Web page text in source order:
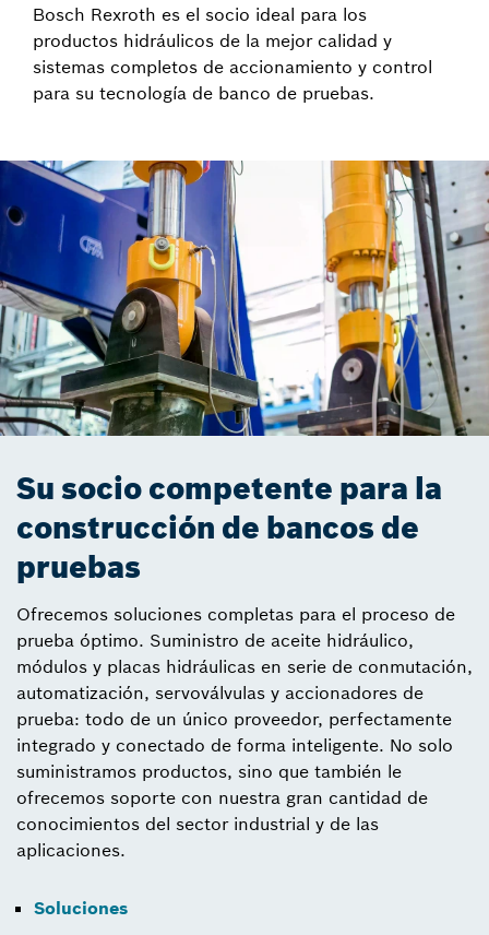
Bosch Rexroth es el socio ideal para los
productos hidráulicos de la mejor calidad y
sistemas completos de accionamiento y control
para su tecnología de banco de pruebas.
Su socio competente para la
construcción de bancos de
pruebas
Ofrecemos soluciones completas para el proceso de
prueba óptimo. Suministro de aceite hidráulico,
módulos y placas hidráulicas en serie de conmutación,
automatización, servoválvulas y accionadores de
prueba: todo de un único proveedor, perfectamente
integrado y conectado de forma inteligente. No solo
suministramos productos, sino que también le
ofrecemos soporte con nuestra gran cantidad de
conocimientos del sector industrial y de las
aplicaciones.
Soluciones